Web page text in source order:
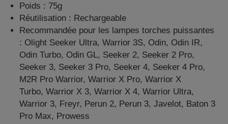
Poids : 75g
Réutilisation : Rechargeable
Recommandée pour les lampes torches puissantes
: Olight Seeker Ultra, Warrior 3S, Odin, Odin IR,
Odin Turbo, Odin GL, Seeker 2, Seeker 2 Pro,
Seeker 3, Seeker 3 Pro, Seeker 4, Seeker 4 Pro,
M2R Pro Warrior, Warrior X Pro, Warrior X
Turbo, Warrior X 3, Warrior X 4, Warrior Ultra,
Warrior 3, Freyr, Perun 2, Perun 3, Javelot, Baton 3
Pro Max, Prowess